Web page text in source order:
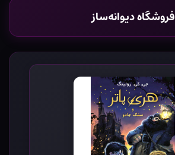
فروشگاه دیوانه‌ساز